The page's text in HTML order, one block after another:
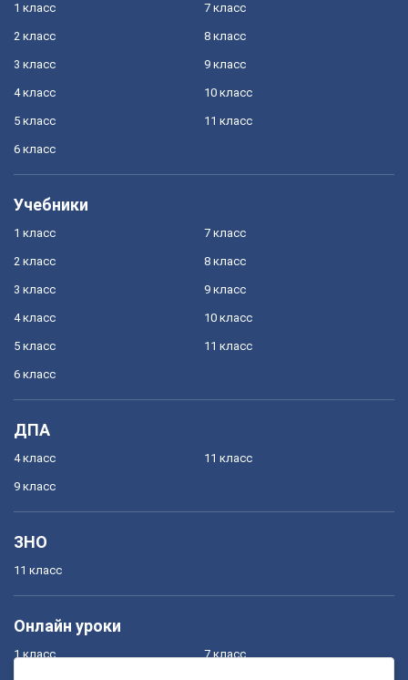
1 класс
2 класс
3 класс
4 класс
5 класс
6 класс
7 класс
8 класс
9 класс
10 класс
11 класс
Учебники
1 класс
2 класс
3 класс
4 класс
5 класс
6 класс
7 класс
8 класс
9 класс
10 класс
11 класс
ДПА
4 класс
9 класс
11 класс
ЗНО
11 класс
Онлайн уроки
1 класс 7 класс